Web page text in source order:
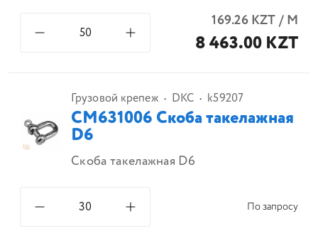
169.26KZT/ М
8 463.00 KZT
Грузовой крепеж DKC k59207
CM631006 Скоба такелажная
D6
Скоба такелажная D6
По запросу